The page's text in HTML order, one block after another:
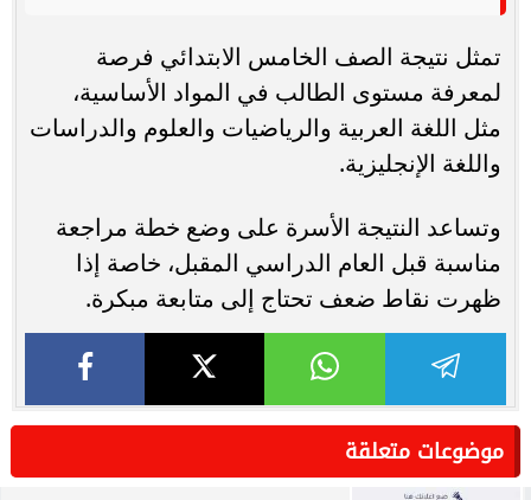
تمثل نتيجة الصف الخامس الابتدائي فرصة
لمعرفة مستوى الطالب في المواد الأساسية،
مثل اللغة العربية والرياضيات والعلوم والدراسات
واللغة الإنجليزية.
وتساعد النتيجة الأسرة على وضع خطة مراجعة
مناسبة قبل العام الدراسي المقبل، خاصة إذا
ظهرت نقاط ضعف تحتاج إلى متابعة مبكرة.
موضوعات متعلقة